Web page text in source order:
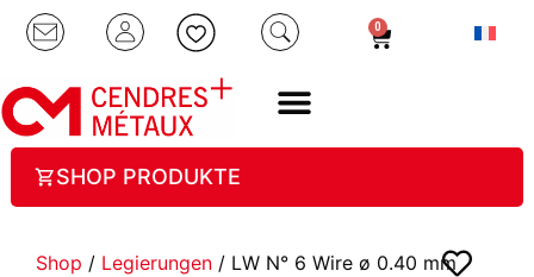
0
SHOP PRODUKTE
Shop / Legierungen / LW N° 6 Wire ø 0.40 mm